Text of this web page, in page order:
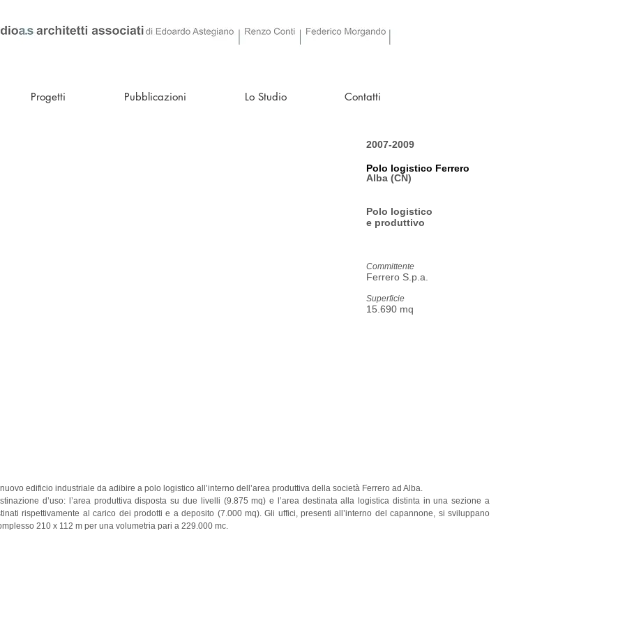
2007-2009
Alba (CN)
Polo logistico
e produttivo
Committente
Ferrero S.p.a.
Superficie
15.690 mq
Polo logistico Ferrero
edificio industriale da adibire a polo logistico all’interno dell’area produttiva della società Ferrero ad Alba.
d’uso: l’area produttiva disposta su due livelli (9.875 mq) e l’area destinata alla logistica distinta in una sezione a
rispettivamente al carico dei prodotti e a deposito (7.000 mq). Gli uffici, presenti all’interno del capannone, si sviluppano
210 x 112 m per una volumetria pari a 229.000 mc.
Progetti Pubblicazioni Lo Studio Contatti